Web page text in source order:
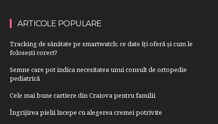
ARTICOLE POPULARE
Tracking de sănătate pe smartwatch: ce date îți oferă și cum le
folosești corect?
Semne care pot indica necesitatea unui consult de ortopedie
pediatrică
Cele mai bune cartiere din Craiova pentru familii
Îngrijirea pielii începe cu alegerea cremei potrivite